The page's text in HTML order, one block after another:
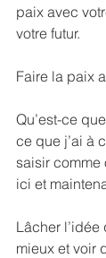
paix avec
votre futur.
Faire la paix
Qu’est-ce
ce que j’ai à
saisir comme
ici et
Lâcher l’idée
mieux et voir